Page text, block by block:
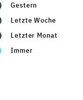
Gestern
Letzte Woche
Letzter Monat
Immer